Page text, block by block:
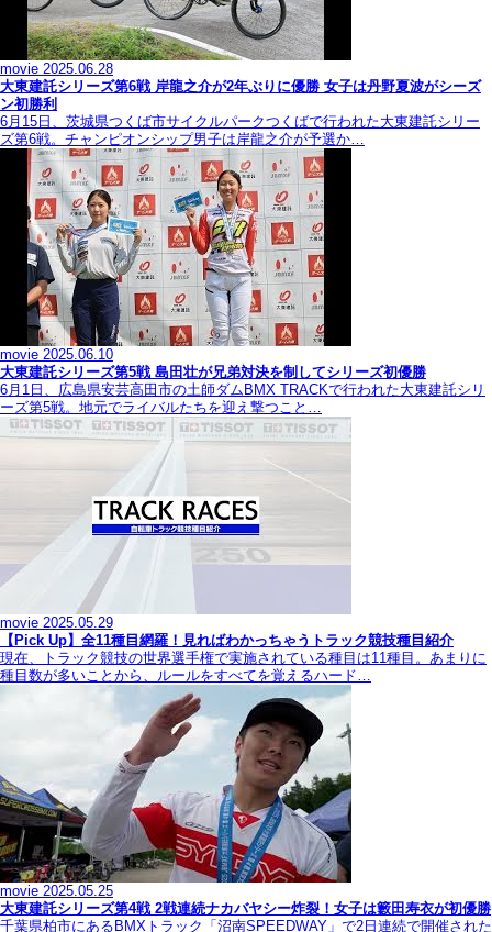
movie 2025.06.28
大東建託シリーズ第6戦 岸龍之介が2年ぶりに優勝 女子は丹野夏波がシーズ
ン初勝利
6月15日、茨城県つくば市サイクルパークつくばで行われた大東建託シリー
ズ第6戦。チャンピオンシップ男子は岸龍之介が予選か…
movie 2025.06.10
大東建託シリーズ第5戦 島田壮が兄弟対決を制してシリーズ初優勝
6月1日、広島県安芸高田市の土師ダムBMX TRACKで行われた大東建託シリ
ーズ第5戦。地元でライバルたちを迎え撃つこと…
movie 2025.05.29
【Pick Up】全11種目網羅！見ればわかっちゃうトラック競技種目紹介
現在、トラック競技の世界選手権で実施されている種目は11種目。あまりに
種目数が多いことから、ルールをすべてを覚えるハード…
movie 2025.05.25
大東建託シリーズ第4戦 2戦連続ナカバヤシー炸裂！女子は籔田寿衣が初優勝
千葉県柏市にあるBMXトラック「沼南SPEEDWAY」で2日連続で開催された